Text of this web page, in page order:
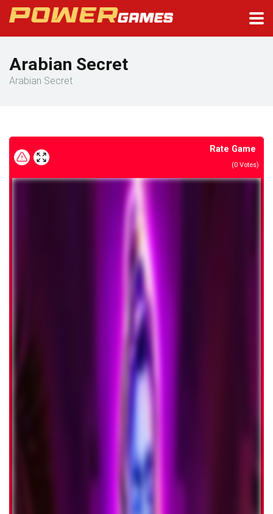
Arabian Secret
Arabian Secret
Rate Game
(0 Votes)